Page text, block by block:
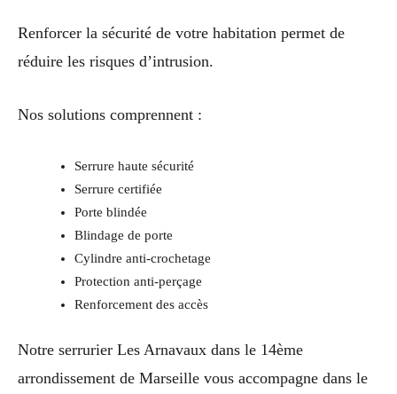
Renforcer la sécurité de votre habitation permet de
réduire les risques d’intrusion.
Nos solutions comprennent :
Serrure haute sécurité
Serrure certifiée
Porte blindée
Blindage de porte
Cylindre anti-crochetage
Protection anti-perçage
Renforcement des accès
Notre serrurier Les Arnavaux dans le 14ème
arrondissement de Marseille vous accompagne dans le